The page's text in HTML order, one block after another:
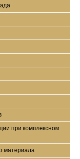
при комплексном
материала